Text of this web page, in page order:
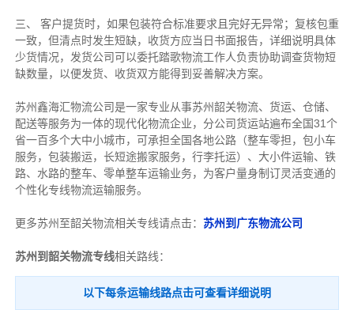
三、 客户提货时，如果包装符合标准要求且完好无异常；复核包重
一致，但清点时发生短缺，收货方应当日书面报告，详细说明具体
少货情况，发货公司可以委托踏歌物流工作人负责协助调查货物短
缺数量，以便发货、收货双方能得到妥善解决方案。
苏州鑫海汇物流公司是一家专业从事苏州韶关物流、货运、仓储、
配送等服务为一体的现代化物流企业，分公司货运站遍布全国31个
省一百多个大中小城市，可承担全国各地公路（整车零担，包小车
服务，包装搬运，长短途搬家服务，行李托运）、大小件运输、铁
路、水路的整车、零单整车运输业务，为客户量身制订灵活变通的
个性化专线物流运输服务。
更多苏州至韶关物流相关专线请点击： 苏州到广东物流公司
苏州到韶关物流专线相关路线：
以下每条运输线路点击可查看详细说明